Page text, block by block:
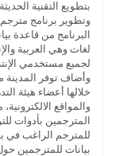
بتطويع التقنية
وتطوير برنامج
لغات وهي العربية
لجميع مستخدمي
وأضاف توفر المدينة
خلالها أعضاء هيئة
والمواقع
المترجمين بأدوات
للمترجم الراغب في
بيانات للمترجمين